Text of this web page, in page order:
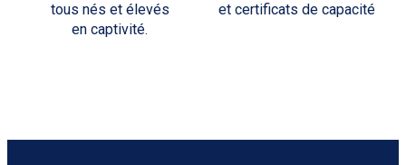
tous nés et élevés
en captivité.
et certificats de capacité